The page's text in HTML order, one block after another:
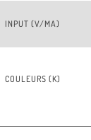
INPUT (V/MA)
COULEURS (K)